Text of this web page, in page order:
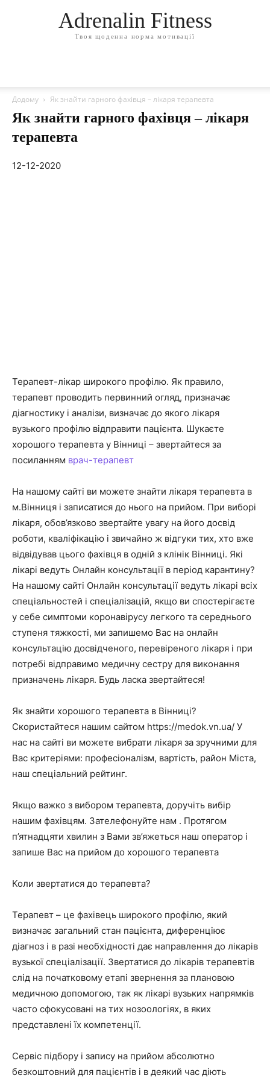
Adrenalin Fitness
Твоя щоденна норма мотивації
Додому Як знайти гарного фахівця – лікаря терапевта
Як знайти гарного фахівця – лікаря
терапевта
12-12-2020
Терапевт-лікар широкого профілю. Як правило,
терапевт проводить первинний огляд, призначає
діагностику і аналізи, визначає до якого лікаря
вузького профілю відправити пацієнта. Шукаєте
хорошого терапевта у Вінниці – звертайтеся за
посиланням врач-терапевт
На нашому сайті ви можете знайти лікаря терапевта в
м.Вінниця і записатися до нього на прийом. При виборі
лікаря, обов’язково звертайте увагу на його досвід
роботи, кваліфікацію і звичайно ж відгуки тих, хто вже
відвідував цього фахівця в одній з клінік Вінниці. Які
лікарі ведуть Онлайн консультації в період карантину?
На нашому сайті Онлайн консультації ведуть лікарі всіх
спеціальностей і спеціалізацій, якщо ви спостерігаєте
у себе симптоми коронавірусу легкого та середнього
ступеня тяжкості, ми запишемо Вас на онлайн
консультацію досвідченого, перевіреного лікаря і при
потребі відправимо медичну сестру для виконання
призначень лікаря. Будь ласка звертайтеся!
Як знайти хорошого терапевта в Вінниці?
Скористайтеся нашим сайтом https://medok.vn.ua/ У
нас на сайті ви можете вибрати лікаря за зручними для
Вас критеріями: професіоналізм, вартість, район Міста,
наш спеціальний рейтинг.
Якщо важко з вибором терапевта, доручіть вибір
нашим фахівцям. Зателефонуйте нам . Протягом
п’ятнадцяти хвилин з Вами зв’яжеться наш оператор і
запише Вас на прийом до хорошого терапевта
Коли звертатися до терапевта?
Терапевт – це фахівець широкого профілю, який
визначає загальний стан пацієнта, диференціює
діагноз і в разі необхідності дає направлення до лікарів
вузької спеціалізації. Звертатися до лікарів терапевтів
слід на початковому етапі звернення за плановою
медичною допомогою, так як лікарі вузьких напрямків
часто сфокусовані на тих нозоологіях, в яких
представлені їх компетенції.
Сервіс підбору і запису на прийом абсолютно
безкоштовний для пацієнтів і в деякий час діють